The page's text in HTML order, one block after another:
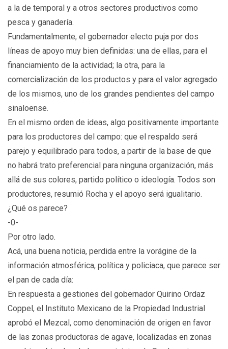
a la de temporal y a otros sectores productivos como
pesca y ganadería.
Fundamentalmente, el gobernador electo puja por dos
líneas de apoyo muy bien definidas: una de ellas, para el
financiamiento de la actividad; la otra, para la
comercialización de los productos y para el valor agregado
de los mismos, uno de los grandes pendientes del campo
sinaloense.
En el mismo orden de ideas, algo positivamente importante
para los productores del campo: que el respaldo será
parejo y equilibrado para todos, a partir de la base de que
no habrá trato preferencial para ninguna organización, más
allá de sus colores, partido político o ideología. Todos son
productores, resumió Rocha y el apoyo será igualitario.
¿Qué os parece?
-0-
Por otro lado.
Acá, una buena noticia, perdida entre la vorágine de la
información atmosférica, política y policiaca, que parece ser
el pan de cada día:
En respuesta a gestiones del gobernador Quirino Ordaz
Coppel, el Instituto Mexicano de la Propiedad Industrial
aprobó el Mezcal, como denominación de origen en favor
de las zonas productoras de agave, localizadas en zonas